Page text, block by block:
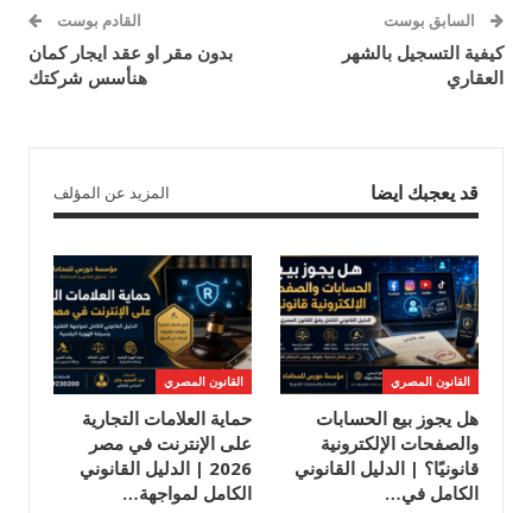
السابق بوست
كيفية التسجيل بالشهر
العقاري
القادم بوست
بدون مقر او عقد ايجار كمان
هنأسس شركتك
قد يعجبك ايضا المزيد عن المؤلف
القانون المصري
هل يجوز بيع الحسابات
والصفحات الإلكترونية
قانونيًا؟ | الدليل القانوني
الكامل في…
القانون المصري
حماية العلامات التجارية
على الإنترنت في مصر
2026 | الدليل القانوني
الكامل لمواجهة…